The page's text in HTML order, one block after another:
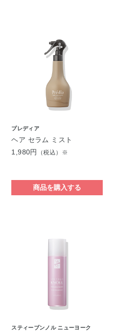
プレディア
ヘア セラム ミスト
1,980円
（税込）※
商品を購入する
スティーブンノル ニューヨーク